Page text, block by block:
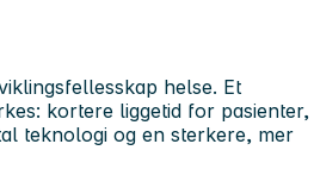
helse. Et
kortere liggetid for pasienter,
teknologi og en sterkere, mer